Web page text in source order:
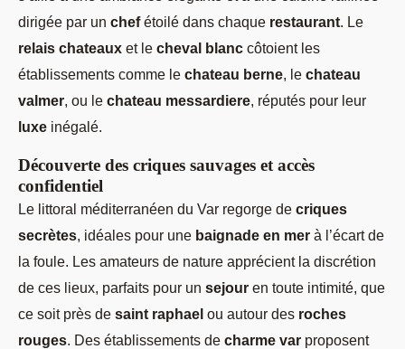
dirigée par un chefétoilé dans chaque restaurant . Le
relais chateaux et le cheval blanc côtoient les
établissements comme le chateau berne , le chateau
valmer , ou le chateau messardiere , réputés pour leur
luxe inégalé.
Découverte des criques sauvages et accès
confidentiel
Le littoral méditerranéen du Var regorge de criques
secrètes , idéales pour une baignade en mer à l’écart de
la foule. Les amateurs de nature apprécient la discrétion
de ces lieux, parfaits pour un sejour en toute intimité, que
ce soit près de saint raphael ou autour des roches
rouges . Des établissements de charme var proposent